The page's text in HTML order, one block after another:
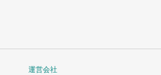
運営会社